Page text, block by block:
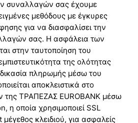
συναλλαγών σας έχουμε
μεθόδους με έγκυρες
για να διασφαλίσει την
σας. Η ασφάλεια των
στην ταυτοποίηση του
της ολότητας
πληρωμής μέσω του
αποκλειστικά στο
της ΤΡΑΠΕΖΑΣ EUROBANK μέσω
η οποία χρησιμοποιεί SSL
κλειδιού, για ασφαλείς